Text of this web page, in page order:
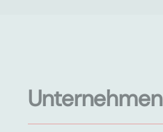
Unternehmen